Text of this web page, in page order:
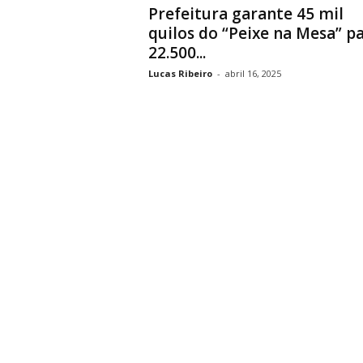
Prefeitura garante 45 mil
quilos do “Peixe na Mesa”
22.500...
Lucas Ribeiro - abril 16, 2025